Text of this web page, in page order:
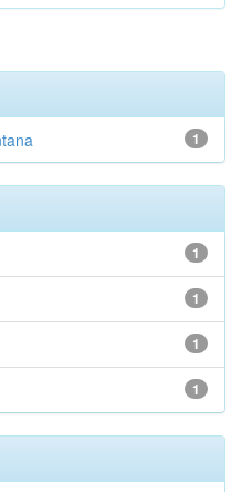
1
1
1
1
1